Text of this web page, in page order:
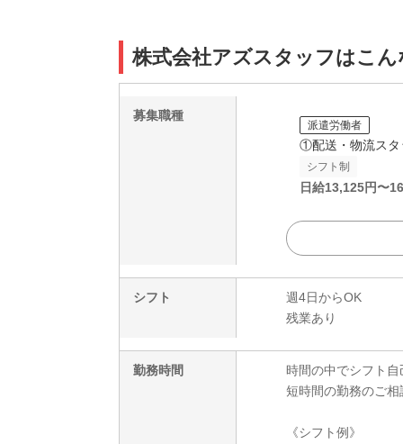
株式会社アズスタッフはこん
募集職種
派遣労働者
①配送・物流スタ
シフト制
日給13,125円〜
シフト
週4日からOK
残業あり
勤務時間
時間の中でシフト
短時間の勤務のご
《シフト例》